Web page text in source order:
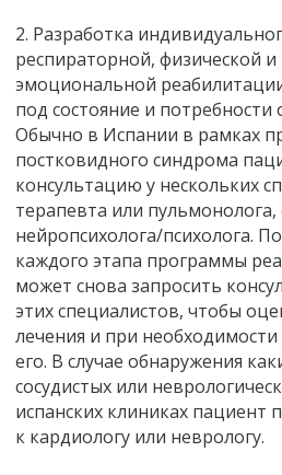
2. Разработка
респираторной, физической
эмоциональной
под состояние и потребности
Обычно в Испании в рамках
постковидного синдрома
консультацию у нескольких
терапевта или
нейропсихолога/психолога.
каждого этапа программы
может снова запросить
этих специалистов, чтобы
лечения и при
его. В случае обнаружения
сосудистых или
испанских клиниках пациент
к кардиологу или неврологу.